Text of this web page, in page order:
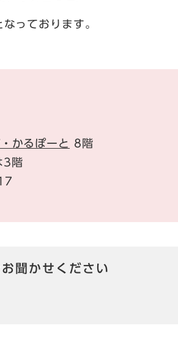
っております。
かるぽーと
8階
3階
聞かせください